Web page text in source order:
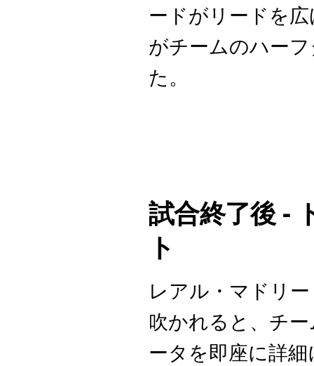
ードがリードを
がチームのハー
た。
試合終了後 -
ト
レアル・マドリ
吹かれると、チ
ータを即座に詳